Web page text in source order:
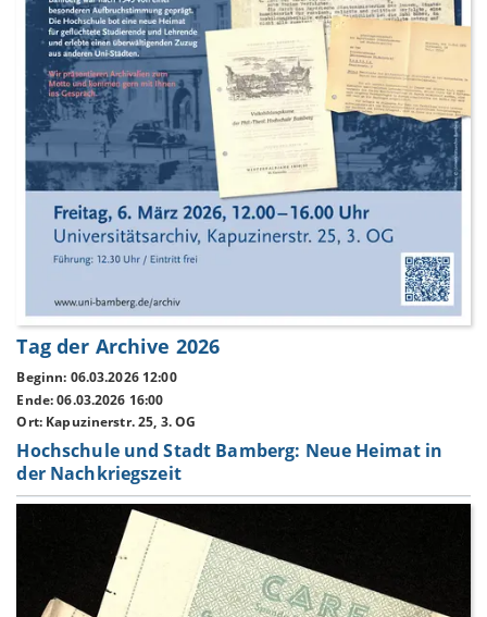
Tag der Archive 2026
Beginn: 06.03.2026 12:00
Ende: 06.03.2026 16:00
Ort: Kapuzinerstr. 25, 3. OG
Hochschule und Stadt Bamberg: Neue Heimat in
der Nachkriegszeit